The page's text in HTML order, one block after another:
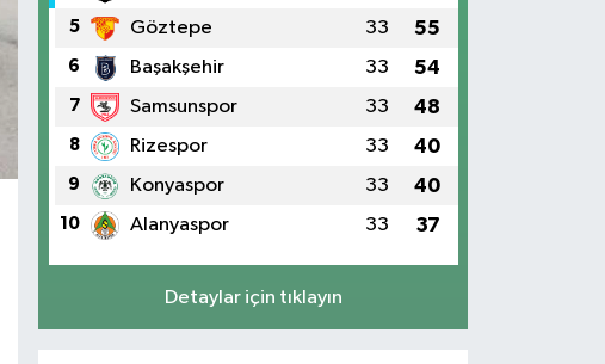
5 Göztepe 33 55
6 Başakşehir 33 54
7 Samsunspor 33 48
8 Rizespor 33 40
9 Konyaspor 33 40
10 Alanyaspor 33 37
Detaylar için tıklayın